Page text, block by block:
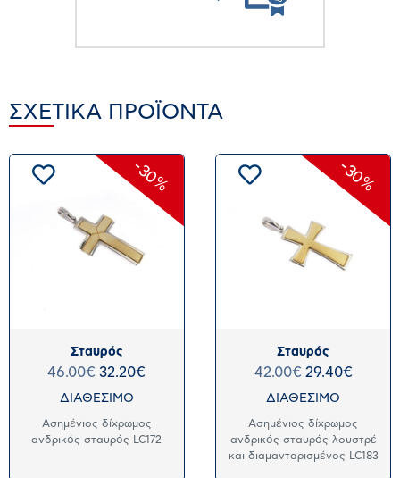
ΣΧΕΤΙΚΆ ΠΡΟΪΌΝΤΑ
Σταυρός
46.00€ 32.20€
-30%
ΔΙΑΘΕΣΙΜΟ
Ασημένιος δίχρωμος
ανδρικός σταυρός LC172
Σταυρός
42.00€ 29.40€
-30%
ΔΙΑΘΕΣΙΜΟ
Ασημένιος δίχρωμος
ανδρικός σταυρός λουστρέ
και διαμανταρισμένος LC183